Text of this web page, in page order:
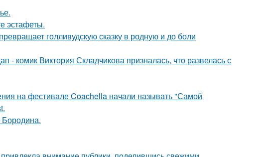
эстафеты.
голливудскую сказку в родную и до боли
комик Виктория Складчикова призналась, что развелась с
на фестивале Coachella начали называть "Самой